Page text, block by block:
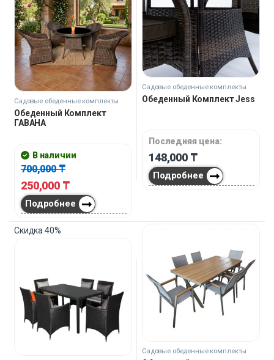
Садовые обеденные комплекты
Обеденный Комплект
ГАВАНА
В наличии
700,000₸
250,000 ₸
Подробнее
Садовые обеденные комплекты
Обеденный Комплект Jess
Последняя цена:
148,000 ₸
Подробнее
Скидка40%
Садовые обеденные комплекты